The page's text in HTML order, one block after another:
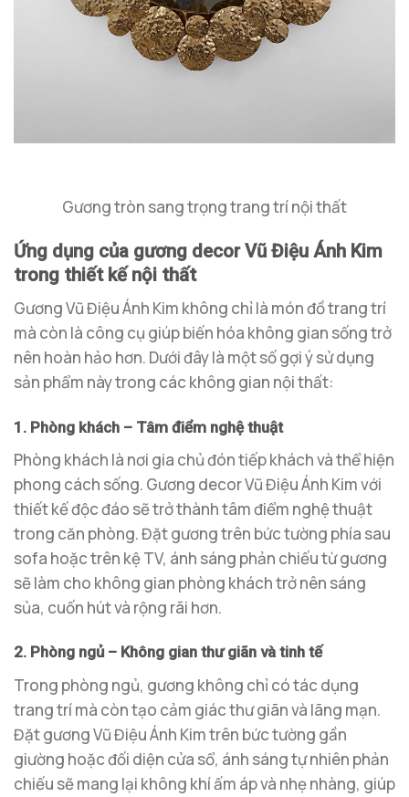
Gương tròn sang trọng trang trí nội thất
Ứng dụng của gương decor Vũ Điệu Ánh Kim
trong thiết kế nội thất
Gương Vũ Điệu Ánh Kim không chỉ là món đồ trang trí
mà còn là công cụ giúp biến hóa không gian sống trở
nên hoàn hảo hơn. Dưới đây là một số gợi ý sử dụng
sản phẩm này trong các không gian nội thất:
1. Phòng khách – Tâm điểm nghệ thuật
Phòng khách là nơi gia chủ đón tiếp khách và thể hiện
phong cách sống. Gương decor Vũ Điệu Ánh Kim với
thiết kế độc đáo sẽ trở thành tâm điểm nghệ thuật
trong căn phòng. Đặt gương trên bức tường phía sau
sofa hoặc trên kệ TV, ánh sáng phản chiếu từ gương
sẽ làm cho không gian phòng khách trở nên sáng
sủa, cuốn hút và rộng rãi hơn.
2. Phòng ngủ – Không gian thư giãn và tinh tế
Trong phòng ngủ, gương không chỉ có tác dụng
trang trí mà còn tạo cảm giác thư giãn và lãng mạn.
Đặt gương Vũ Điệu Ánh Kim trên bức tường gần
giường hoặc đối diện cửa sổ, ánh sáng tự nhiên phản
chiếu sẽ mang lại không khí ấm áp và nhẹ nhàng, giúp